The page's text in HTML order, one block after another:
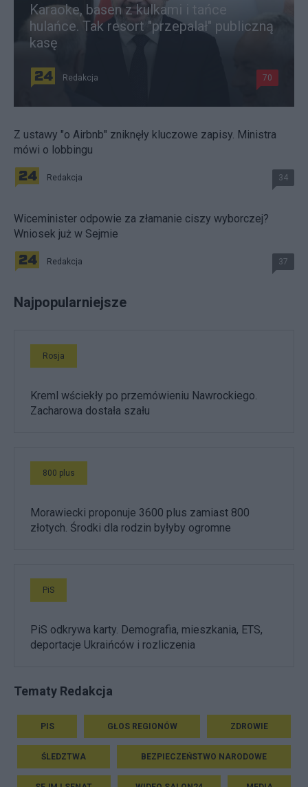
Karaoke, basen z kulkami i tańce
hulańce. Tak resort "przepalał" publiczną
kasę
Redakcja 70
Z ustawy "o Airbnb" zniknęły kluczowe zapisy. Ministra
mówi o lobbingu
Redakcja 34
Wiceminister odpowie za złamanie ciszy wyborczej?
Wniosek już w Sejmie
Redakcja 37
Najpopularniejsze
Rosja
Kreml wściekły po przemówieniu Nawrockiego.
Zacharowa dostała szału
800 plus
Morawiecki proponuje 3600 plus zamiast 800
złotych. Środki dla rodzin byłyby ogromne
PiS
PiS odkrywa karty. Demografia, mieszkania, ETS,
deportacje Ukraińców i rozliczenia
Tematy Redakcja
PIS GŁOS REGIONÓW ZDROWIE
ŚLEDZTWA BEZPIECZEŃSTWO NARODOWE